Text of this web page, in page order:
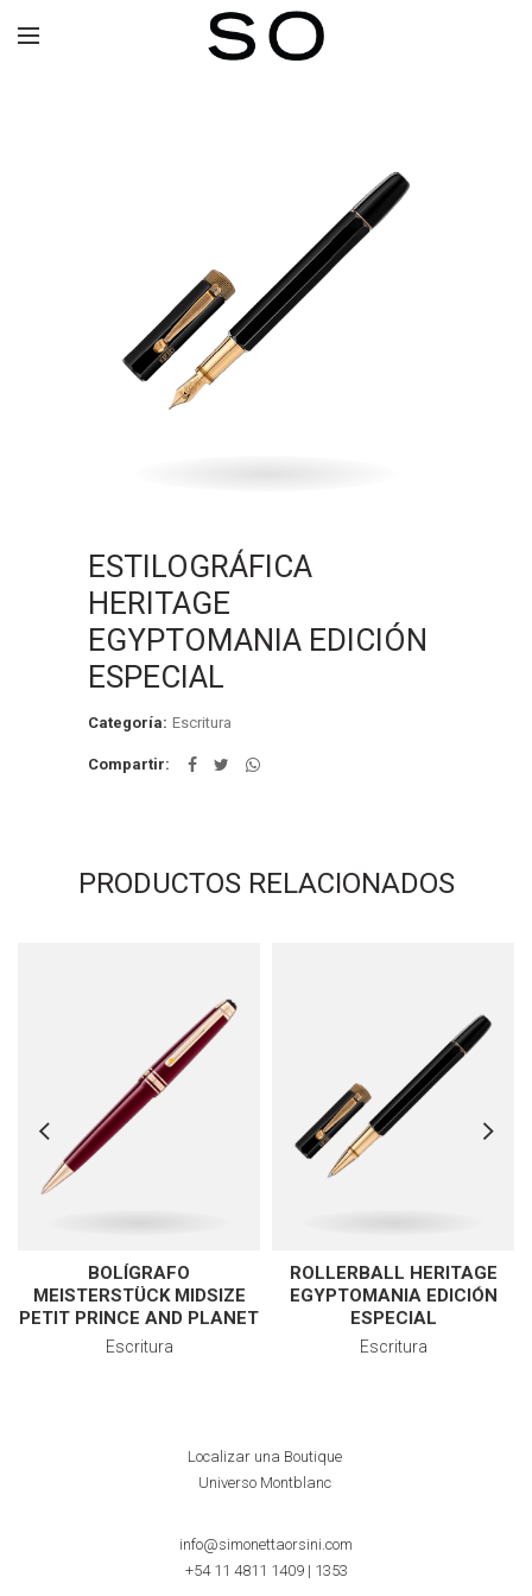
ESTILOGRÁFICA
HERITAGE
EGYPTOMANIA EDICIÓN
ESPECIAL
Categoría: Escritura
Compartir
PRODUCTOS RELACIONADOS
BOLÍGRAFO
MEISTERSTÜCK MIDSIZE
PETIT PRINCE AND PLANET
Escritura
ROLLERBALL HERITAGE
EGYPTOMANIA EDICIÓN
ESPECIAL
Escritura
Localizar una Boutique
Universo Montblanc
info@simonettaorsini.com
+54 11 4811 1409| 1353